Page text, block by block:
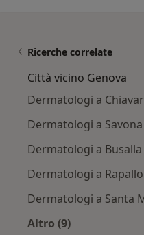
Ricerche correlate
Città vicino Genova
Dermatologi a
Dermatologi a Savona
Dermatologi a Busalla
Dermatologi a Rapallo
Dermatologi a Santa
Altro (9)